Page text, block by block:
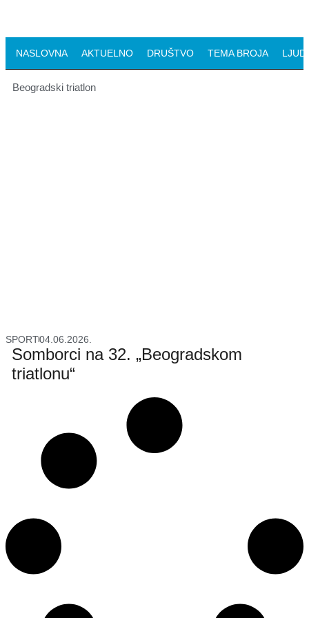
NASLOVNA AKTUELNO DRUŠTVO TEMA BROJA
Beogradski triatlon
SPORT04.06.2026.
Somborci na 32. „Beogradskom
triatlonu“